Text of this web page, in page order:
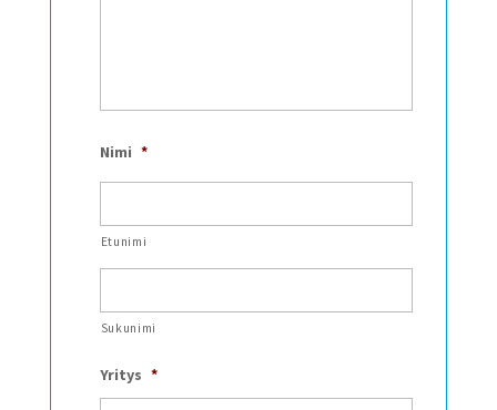
Nimi *
Etunimi
Sukunimi
Yritys *